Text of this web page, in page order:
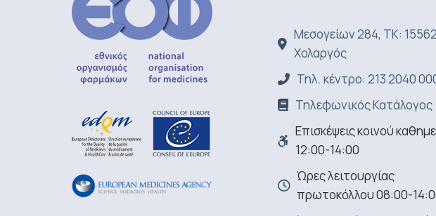
Μεσογείων 284, ΤΚ:
Χολαργός
Τηλ. κέντρο: 213 2040
Τηλεφωνικός Κατάλογος
Επισκέψεις κοινού
12:00-14:00
Ώρες λειτουργίας
πρωτοκόλλου 08:00-